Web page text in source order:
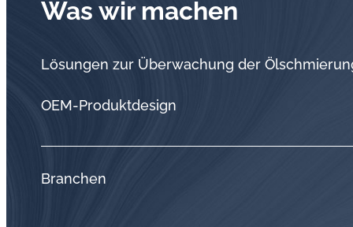
Was wir machen
Lösungen zur Überwachung der
OEM-Produktdesign
Branchen